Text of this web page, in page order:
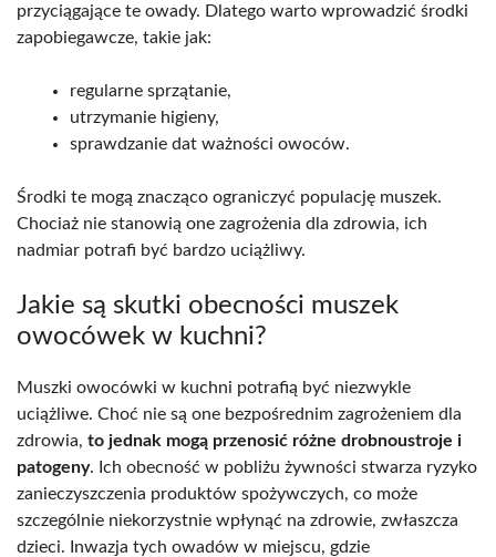
przyciągające te owady. Dlatego warto wprowadzić środki
zapobiegawcze, takie jak:
regularne sprzątanie,
utrzymanie higieny,
sprawdzanie dat ważności owoców.
Środki te mogą znacząco ograniczyć populację muszek.
Chociaż nie stanowią one zagrożenia dla zdrowia, ich
nadmiar potrafi być bardzo uciążliwy.
Jakie są skutki obecności muszek
owocówek w kuchni?
Muszki owocówki w kuchni potrafią być niezwykle
uciążliwe. Choć nie są one bezpośrednim zagrożeniem dla
zdrowia, to jednak mogą przenosić różne drobnoustroje i
patogeny. Ich obecność w pobliżu żywności stwarza ryzyko
zanieczyszczenia produktów spożywczych, co może
szczególnie niekorzystnie wpłynąć na zdrowie, zwłaszcza
dzieci. Inwazja tych owadów w miejscu, gdzie